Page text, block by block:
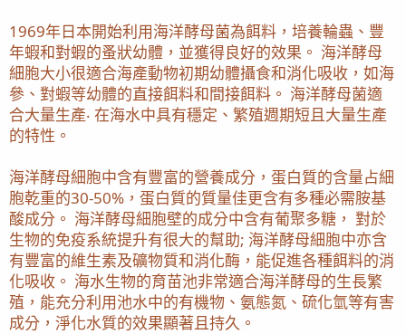
1969年日本開始利用海洋酵母菌為餌料，培養輪蟲、豐
年蝦和對蝦的蚤狀幼體，並獲得良好的效果。 海洋酵母
細胞大小很適合海產動物初期幼體攝食和消化吸收，如海
參、對蝦等幼體的直接餌料和間接餌料。 海洋酵母菌適
合大量生產‧ 在海水中具有穩定、繁殖週期短且大量生產
的特性。
海洋酵母細胞中含有豐富的營養成分，蛋白質的含量占細
胞乾重的30-50%，蛋白質的質量佳更含有多種必需胺基
酸成分。 海洋酵母細胞壁的成分中含有葡聚多糖， 對於
生物的免疫系統提升有很大的幫助; 海洋酵母細胞中亦含
有豐富的維生素及礦物質和消化酶，能促進各種餌料的消
化吸收。 海水生物的育苗池非常適合海洋酵母的生長繁
殖，能充分利用池水中的有機物、氨態氮、硫化氫等有害
成分，淨化水質的效果顯著且持久。